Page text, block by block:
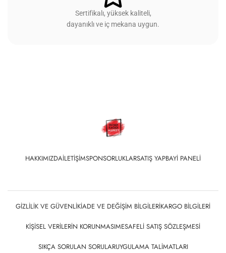
Sertifikalı, yüksek kaliteli,
dayanıklı ve iç mekana uygun.
HAKKIMIZDAİLETIŞIMSPONSORLUKLARSATIŞ YAPBAYI PANELI
GIZLILIK VE GÜVENLIKİADE VE DEĞIŞIM BILGILERIKARGO BILGILERI
KIŞISEL VERILERIN KORUNMASIMESAFELI SATIŞ SÖZLEŞMESI
SIKÇA SORULAN SORULARUYGULAMA TALIMATLARI